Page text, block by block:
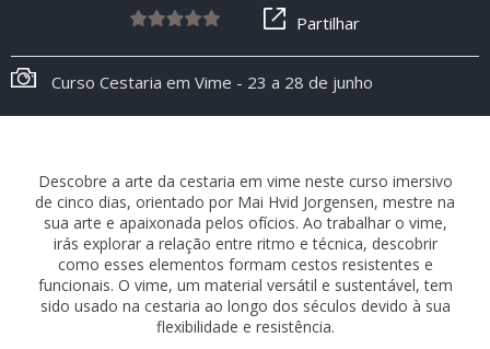
Partilhar
Curso Cestaria em Vime - 23 a 28 de junho
Descobre a arte da cestaria em vime neste curso imersivo
de cinco dias, orientado por Mai Hvid Jorgensen, mestre na
sua arte e apaixonada pelos ofícios. Ao trabalhar o vime,
irás explorar a relação entre ritmo e técnica, descobrir
como esses elementos formam cestos resistentes e
funcionais. O vime, um material versátil e sustentável, tem
sido usado na cestaria ao longo dos séculos devido à sua
flexibilidade e resistência.